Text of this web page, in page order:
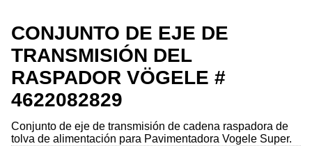
CONJUNTO DE EJE DE
TRANSMISIÓN DEL
RASPADOR VÖGELE #
4622082829
Conjunto de eje de transmisión de cadena raspadora de
tolva de alimentación para Pavimentadora Vogele Super.